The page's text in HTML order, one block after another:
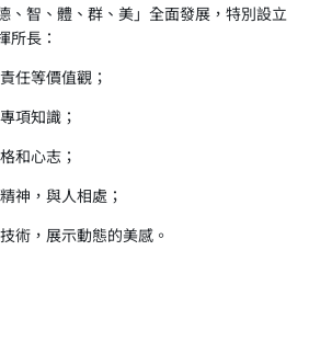
、智、體、群、美」全面發展，特別設立
所長：
任等價值觀；
項知識；
和心志；
神，與人相處；
術，展示動態的美感。